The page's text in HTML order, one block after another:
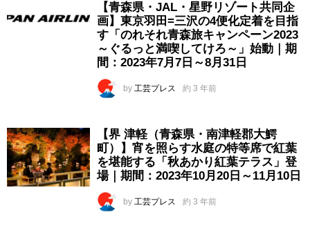
【青森県・JAL・星野リゾート共同企
画】東京羽田=三沢の4便化定着を目指
す「のれそれ青森旅キャンペーン2023
～ぐるっと満喫してけろ～」始動｜期
間：2023年7月7日～8月31日
by 工芸プレス 約 3 年前
【界 津軽（青森県・南津軽郡大鰐
町）】宵を照らす水庭の特等席で紅葉
を堪能する「秋あかり紅葉テラス」登
場｜期間：2023年10月20日～11月10日
by 工芸プレス 約 3 年前